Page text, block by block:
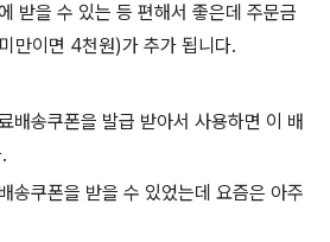
받을 수 있는 등 편해서 좋은데 주문금
만이면 4천원)가 추가 됩니다.
배송쿠폰을 발급 받아서 사용하면 이 배
송쿠폰을 받을 수 있었는데 요즘은 아주